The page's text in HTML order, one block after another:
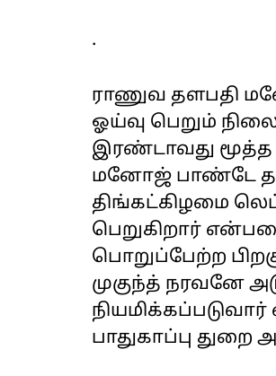
.
ராணுவ தளபதி
ஓய்வு பெறும்
இரண்டாவது
மனோஜ் பாண்டே
திங்கட்கிழமை
பெறுகிறார்
பொறுப்பேற்ற
முகுந்த் நரவனே
பாதுகாப்பு துறை